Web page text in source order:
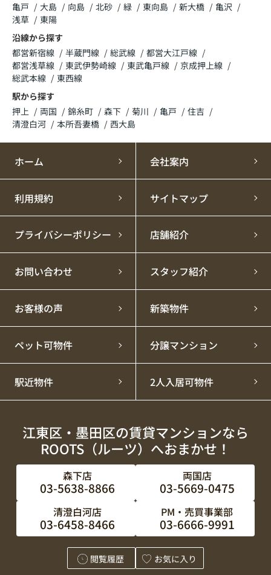
亀戸
大島 向島 北砂 緑 東向島 新大橋
亀沢
浅草
東陽
沿線から探す
都営新宿線
半蔵門線 総武線
都営大江戸線
都営浅草線
東武伊勢崎線 東武亀戸線
京成押上線
総武本線
東西線
駅から探す
押上
両国 錦糸町 森下 菊川 亀戸
住吉
清澄白河
本所吾妻橋 西大島
ホーム 会社案内
利用規約 サイトマップ
プライバシーポリシー 店舗紹介
お問い合わせ スタッフ紹介
お客様の声 新築物件
ペット可物件 分譲マンション
駅近物件 2人入居可物件
江東区・墨田区の賃貸マンションなら
ROOTS（ルーツ）へおまかせ！
森下店
03-5638-8866
両国店
03-5669-0475
清澄白河店
03-6458-8466
PM・売買事業部
03-6666-9991
閲覧履歴 お気に入り